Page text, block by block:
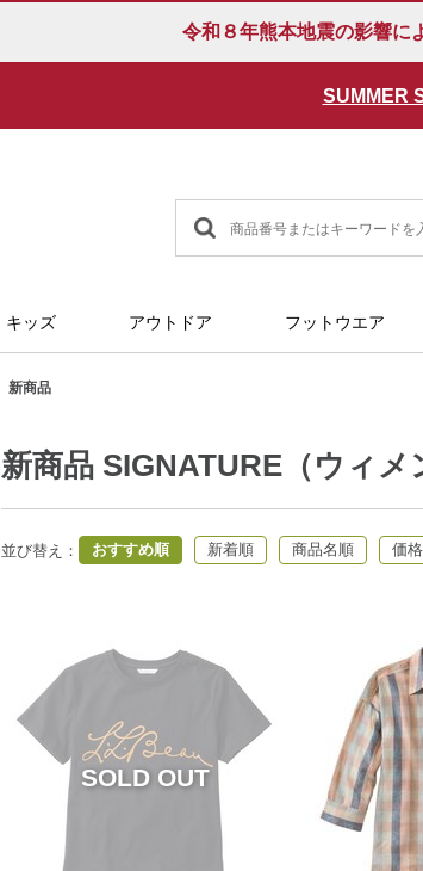
令和８年熊本地震の影響に
SUMMER
キッズ アウトドア フットウエア
新商品
新商品 SIGNATURE（ウィメ
並び替え ： おすすめ順 新着順 商品名順 価